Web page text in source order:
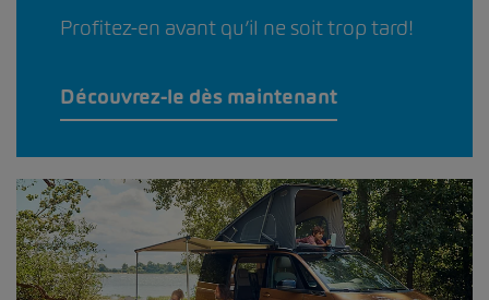
Profitez-en avant qu’il ne soit trop tard!
Découvrez-le dès maintenant